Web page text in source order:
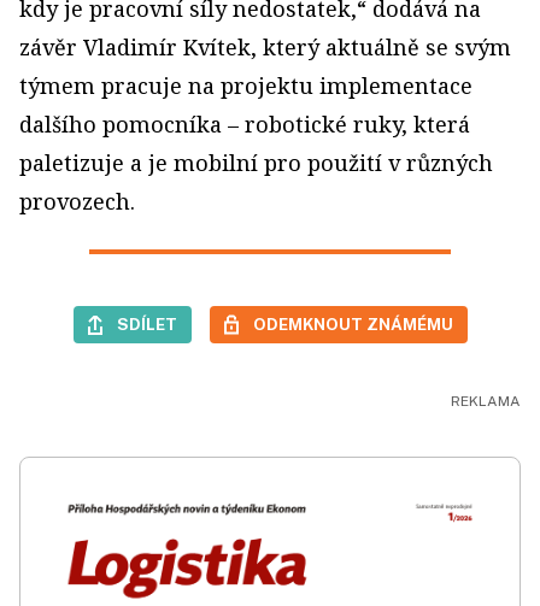
kdy je pracovní síly nedostatek,“ dodává na
závěr Vladimír Kvítek, který aktuálně se svým
týmem pracuje na projektu implementace
dalšího pomocníka – robotické ruky, která
paletizuje a je mobilní pro použití v různých
provozech.
SDÍLET ODEMKNOUT ZNÁMÉMU